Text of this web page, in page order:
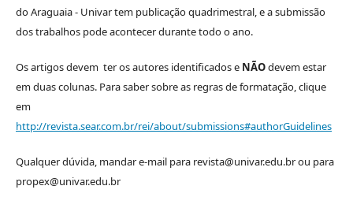
do Araguaia - Univar tem publicação quadrimestral, e a submissão
dos trabalhos pode acontecer durante todo o ano.
Os artigos devem ter os autores identificados e NÃOdevem estar
em duas colunas. Para saber sobre as regras de formatação, clique
em
http://revista.sear.com.br/rei/about/submissions#authorGuidelines
Qualquer dúvida, mandar e-mail para revista@univar.edu.br ou para
propex@univar.edu.br